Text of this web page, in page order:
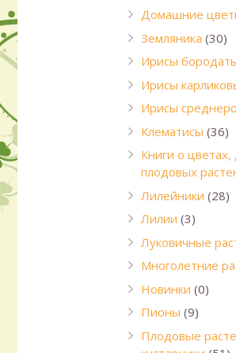
Домашние
Земляника (30)
Ирисы
Ирисы
Ирисы
Клематисы (36)
Книги о
плодовых
Лилейники (28)
Лилии (3)
Луковичные
Многолетние
Новинки (0)
Пионы (9)
Плодовые